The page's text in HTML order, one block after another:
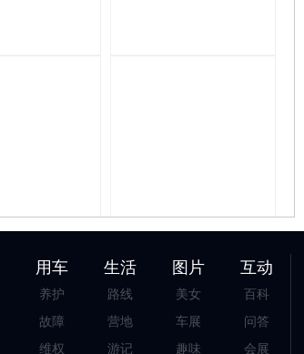
用车
养护
故障
维权
生活
路线
营地
游记
图片
美女
车展
趣味
互动
百科
问答
会展